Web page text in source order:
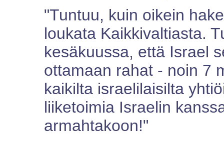
"Tuntuu, kuin oikein
loukata Kaikkivaltiasta.
kesäkuussa, että Israel
ottamaan rahat - noin 7
kaikilta israelilaisilta
liiketoimia Israelin
armahtakoon!"